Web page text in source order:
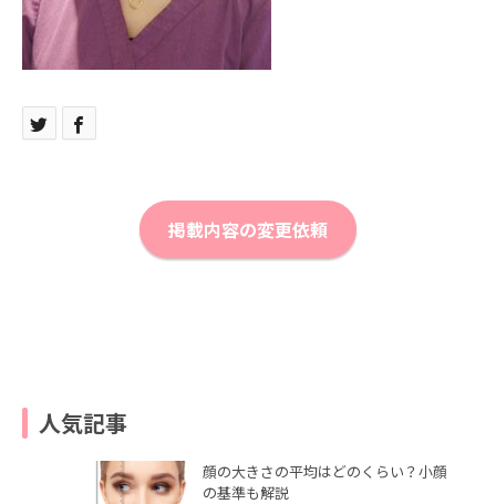
掲載内容の変更依頼
人気記事
顔の大きさの平均はどのくらい？小顔
の基準も解説